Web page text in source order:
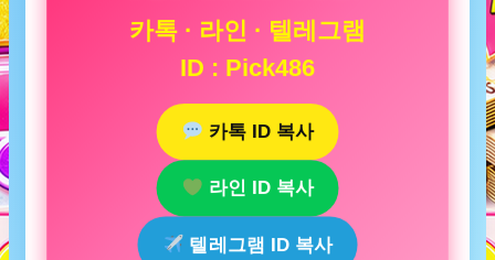
카톡 · 라인 · 텔레그램
ID : Pick486
카톡 ID 복사
라인 ID 복사
텔레그램 ID 복사